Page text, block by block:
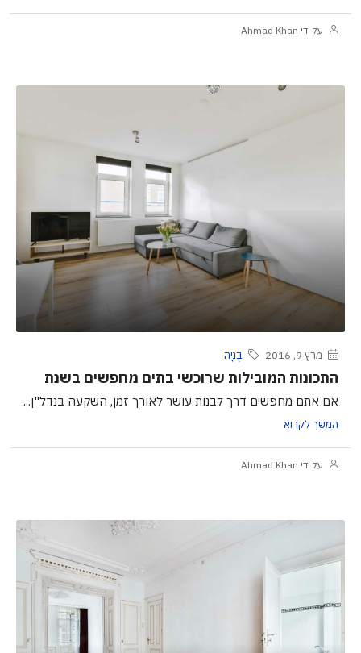
על ידי Ahmad Khan
מרץ 9, 2016 בְּנִיָה
התכונות המובילות שרוכשי בתים מחפשים בשנת
אם אתם מחפשים דרך לבנות עושר לאורך זמן, השקעה בנדל"ן...
המשך לקרוא
על ידי Ahmad Khan